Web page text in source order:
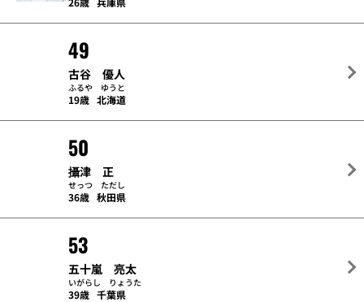
49
古谷 優人
ふるや ゆうと
19歳 北海道
50
攝津 正
せっつ ただし
36歳 秋田県
53
五十嵐 亮太
いがらし りょうた
39歳 千葉県